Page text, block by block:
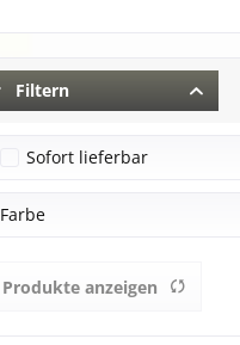
Filtern
Sofort lieferbar
Farbe
Produkte anzeigen